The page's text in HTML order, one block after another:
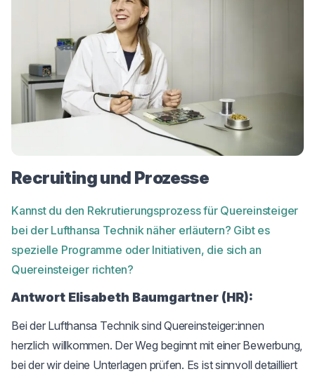
Recruiting und Prozesse
Kannst du den Rekrutierungsprozess für Quereinsteiger
bei der Lufthansa Technik näher erläutern? Gibt es
spezielle Programme oder Initiativen, die sich an
Quereinsteiger richten?
Antwort Elisabeth Baumgartner (HR):
Bei der Lufthansa Technik sind Quereinsteiger:innen
herzlich willkommen. Der Weg beginnt mit einer Bewerbung,
bei der wir deine Unterlagen prüfen. Es ist sinnvoll detailliert